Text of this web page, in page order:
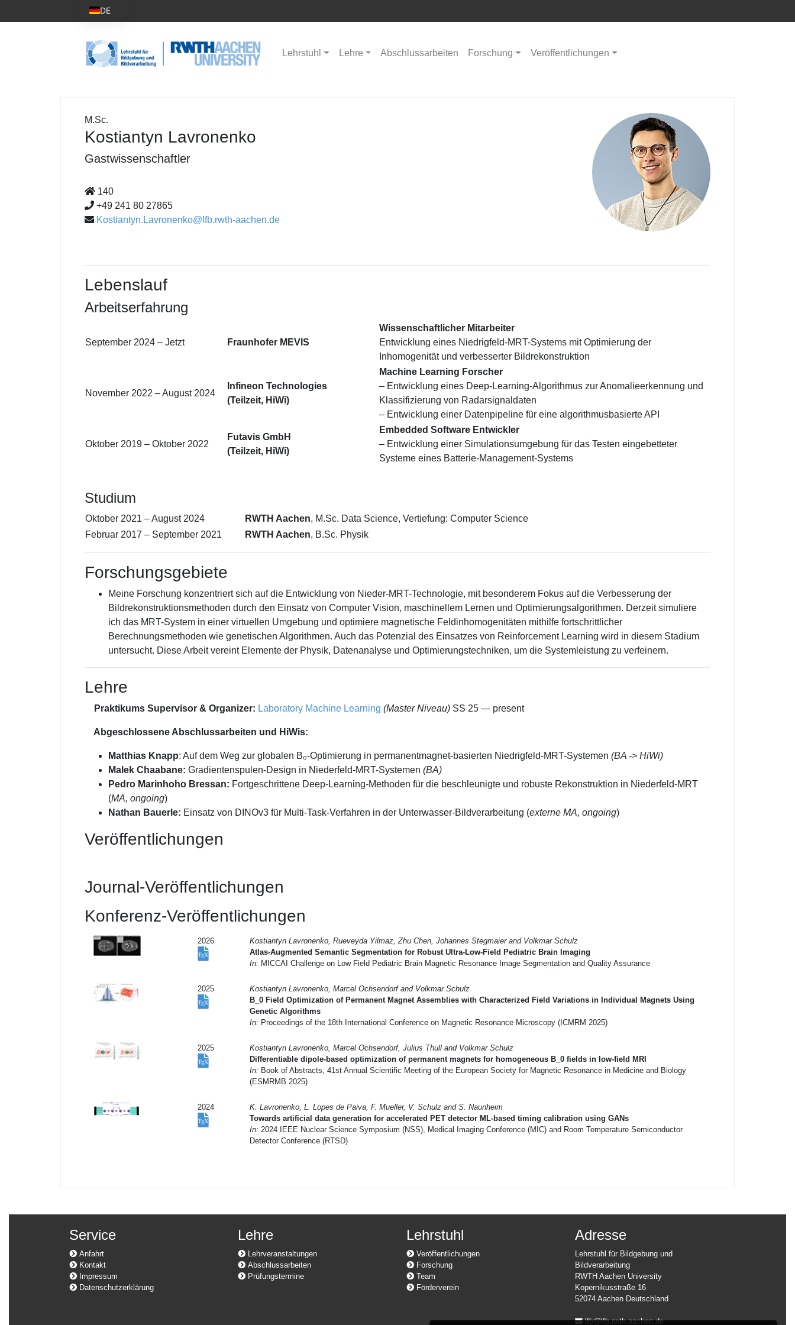
Lehrstuhl Lehre Abschlussarbeiten Forschung Veröffentlichungen
M.Sc.
Kostiantyn Lavronenko
Gastwissenschaftler
140
+49 241 80 27865
Kostiantyn.Lavronenko@lfb.rwth-aachen.de
Lebenslauf
Arbeitserfahrung
September 2024 – Jetzt Fraunhofer MEVIS
Wissenschaftlicher Mitarbeiter
Entwicklung eines Niedrigfeld-MRT-Systems mit Optimierung der
Inhomogenität und verbesserter Bildrekonstruktion
November 2022 – August 2024
Infineon Technologies
(Teilzeit, HiWi)
Machine Learning Forscher
– Entwicklung eines Deep-Learning-Algorithmus zur Anomalieerkennung und
Klassifizierung von Radarsignaldaten
– Entwicklung einer Datenpipeline für eine algorithmusbasierte API
Oktober 2019 – Oktober 2022
Futavis GmbH
(Teilzeit, HiWi)
Embedded Software Entwickler
– Entwicklung einer Simulationsumgebung für das Testen eingebetteter
Systeme eines Batterie-Management-Systems
Studium
Oktober 2021 – August 2024 RWTH Aachen, M.Sc. Data Science, Vertiefung: Computer Science
Februar 2017 – September 2021
RWTH Aachen, B.Sc. Physik
Forschungsgebiete
Meine Forschung konzentriert sich auf die Entwicklung von Nieder-MRT-Technologie, mit besonderem Fokus auf die Verbesserung der
Bildrekonstruktionsmethoden durch den Einsatz von Computer Vision, maschinellem Lernen und Optimierungsalgorithmen. Derzeit simuliere
ich das MRT-System in einer virtuellen Umgebung und optimiere magnetische Feldinhomogenitäten mithilfe fortschrittlicher
Berechnungsmethoden wie genetischen Algorithmen. Auch das Potenzial des Einsatzes von Reinforcement Learning wird in diesem Stadium
untersucht. Diese Arbeit vereint Elemente der Physik, Datenanalyse und Optimierungstechniken, um die Systemleistung zu verfeinern.
Lehre
Praktikums Supervisor & Organizer: Laboratory Machine Learning (Master Niveau) SS 25 — present
Abgeschlossene Abschlussarbeiten und HiWis:
Matthias Knapp: Auf dem Weg zur globalen B₀-Optimierung in permanentmagnet-basierten Niedrigfeld-MRT-Systemen (BA -> HiWi)
Malek Chaabane: Gradientenspulen-Design in Niederfeld-MRT-Systemen (BA)
Pedro Marinhoho Bressan: Fortgeschrittene Deep-Learning-Methoden für die beschleunigte und robuste Rekonstruktion in Niederfeld-MRT
(MA, ongoing)
Nathan Bauerle: Einsatz von DINOv3 für Multi-Task-Verfahren in der Unterwasser-Bildverarbeitung (externe MA, ongoing)
Veröffentlichungen
Journal-Veröffentlichungen
Konferenz-Veröffentlichungen
2026
Kostiantyn Lavronenko, Rueveyda Yilmaz, Zhu Chen, Johannes Stegmaier and Volkmar Schulz
Atlas-Augmented Semantic Segmentation for Robust Ultra-Low-Field Pediatric Brain Imaging
In: MICCAI Challenge on Low Field Pediatric Brain Magnetic Resonance Image Segmentation and Quality Assurance
2025
Kostiantyn Lavronenko, Marcel Ochsendorf and Volkmar Schulz
B_0 Field Optimization of Permanent Magnet Assemblies with Characterized Field Variations in Individual Magnets Using
Genetic Algorithms
In: Proceedings of the 18th International Conference on Magnetic Resonance Microscopy (ICMRM 2025)
2025
Kostiantyn Lavronenko, Marcel Ochsendorf, Julius Thull and Volkmar Schulz
Differentiable dipole-based optimization of permanent magnets for homogeneous B_0 fields in low-field MRI
In: Book of Abstracts, 41st Annual Scientific Meeting of the European Society for Magnetic Resonance in Medicine and Biology
(ESMRMB 2025)
2024
K. Lavronenko, L. Lopes de Paiva, F. Mueller, V. Schulz and S. Naunheim
Towards artificial data generation for accelerated PET detector ML-based timing calibration using GANs
In: 2024 IEEE Nuclear Science Symposium (NSS), Medical Imaging Conference (MIC) and Room Temperature Semiconductor
Detector Conference (RTSD)
Service
Anfahrt
Kontakt
Impressum
Datenschutzerklärung
Lehre
Lehrveranstaltungen
Abschlussarbeiten
Prüfungstermine
Lehrstuhl
Veröffentlichungen
Forschung
Team
Förderverein
Adresse
Lehrstuhl für Bildgebung und
Bildverarbeitung
RWTH Aachen University
Kopernikusstraße 16
52074 Aachen Deutschland
lfb@lfb.rwth-aachen.de
DE